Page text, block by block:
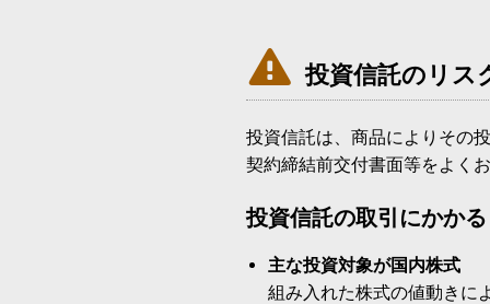
 投資信託のリス
投資信託は、商品によりその
契約締結前交付書面等をよく
投資信託の取引にかか
主な投資対象が国内株式
組み入れた株式の値動きに